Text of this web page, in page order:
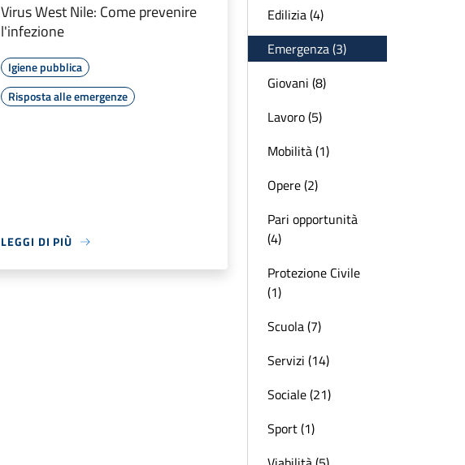
Virus West Nile: Come prevenire
l'infezione
Igiene pubblica
Risposta alle emergenze
LEGGI DI PIÙ
Edilizia (4)
Emergenza (3)
Giovani (8)
Lavoro (5)
Mobilità (1)
Opere (2)
Pari opportunità
(4)
Protezione Civile
(1)
Scuola (7)
Servizi (14)
Sociale (21)
Sport (1)